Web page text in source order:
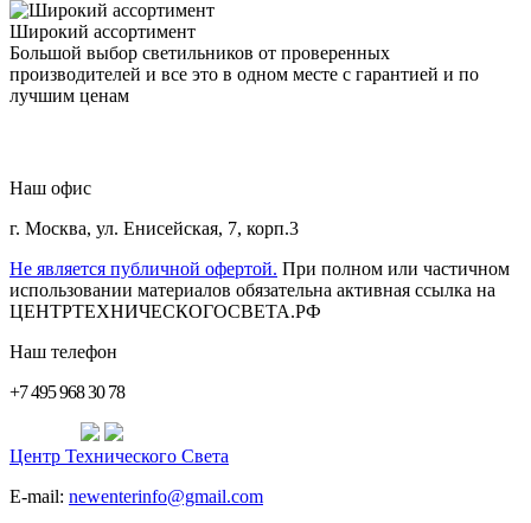
Широкий ассортимент
Большой выбор светильников от проверенных
производителей и все это в одном месте с гарантией и по
лучшим ценам
Наш офис
г. Москва, ул. Енисейская, 7, корп.3
Не является публичной офертой. При полном или частичном
использовании материалов обязательна активная ссылка на
ЦЕНТРТЕХНИЧЕСКОГОСВЕТА.РФ
Наш телефон
+7 495 968 30 78
Центр Технического Света
E-mail: newenterinfo@gmail.com